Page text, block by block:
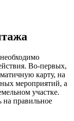
Во-первых,
карту, на
мероприятий, а
участке.
на правильное